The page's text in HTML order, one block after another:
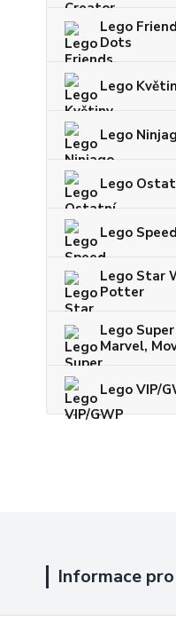
Lego
Dots
Lego
Lego
Lego
Lego Speed
Lego Star
Potter
Lego
Marvel,
Lego VIP/
Informace